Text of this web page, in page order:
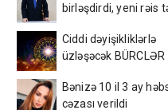
birləşdirdi, yeni rəis
Ciddi dəyişikliklərlə
üzləşəcək BÜRCLƏR
Bənizə 10 il 3 ay
cəzası verildi